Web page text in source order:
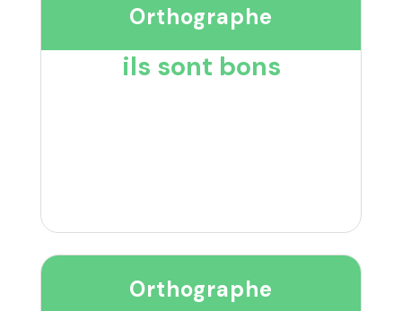
Orthographe
ils sont bons
Orthographe